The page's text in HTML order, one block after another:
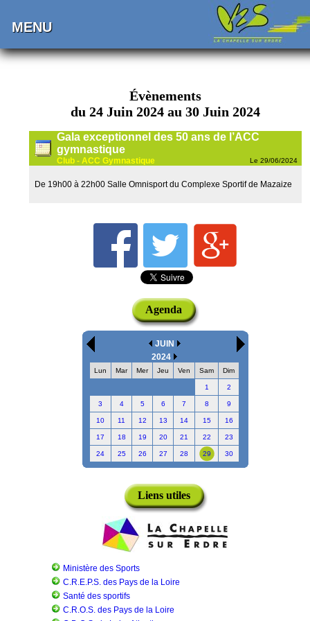
MENU
Évènements
du 24 Juin 2024 au 30 Juin 2024
Gala exceptionnel des 50 ans de l’ACC
gymnastique
Club - ACC Gymnastique Le 29/06/2024
De 19h00 à 22h00 Salle Omnisport du Complexe Sportif de Mazaize
Agenda
JUIN
2024
Lun Mar Mer Jeu Ven Sam Dim
1 2
3 4 5 6 7 8 9
10 11 12 13 14 15 16
17 18 19 20 21 22 23
24 25 26 27 28 29 30
Liens utiles
Ministère des Sports
C.R.E.P.S. des Pays de la Loire
Santé des sportifs
C.R.O.S. des Pays de la Loire